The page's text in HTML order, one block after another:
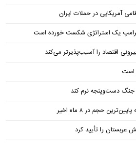
ترامپ یک استراتژی شکست خورده است
اقتصاد را آسیب‌پذیرتر می‌کند
است
جنگ دست‌و‌پنجه نرم کند
حجم در ۸ ماه اخیر
عربستان را تأیید کرد